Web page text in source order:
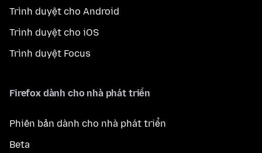
Trình duyệt cho Android
Trình duyệt cho iOS
Trình duyệt Focus
Firefox dành cho nhà phát triển
Phiên bản dành cho nhà phát triển
Beta